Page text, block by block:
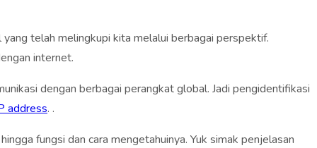
telah melingkupi kita melalui berbagai perspektif.
internet.
dengan berbagai perangkat global. Jadi pengidentifikasi
address. .
fungsi dan cara mengetahuinya. Yuk simak penjelasan